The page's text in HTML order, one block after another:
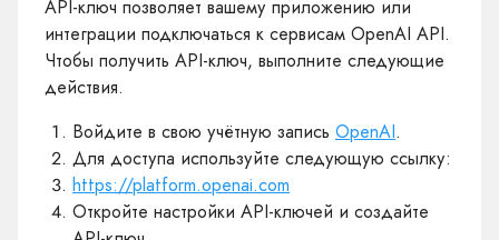
API-ключ позволяет вашему приложению или
интеграции подключаться к сервисам OpenAI API.
Чтобы получить API-ключ, выполните следующие
действия.
Войдите в свою учётную запись OpenAI.
Для доступа используйте следующую ссылку:
https://platform.openai.com
Откройте настройки API-ключей и создайте